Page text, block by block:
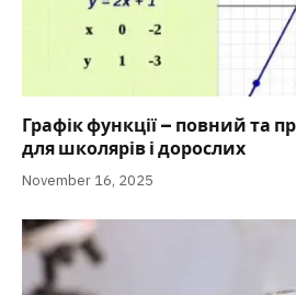
Графік функції – повний та
для школярів і дорослих
November 16, 2025